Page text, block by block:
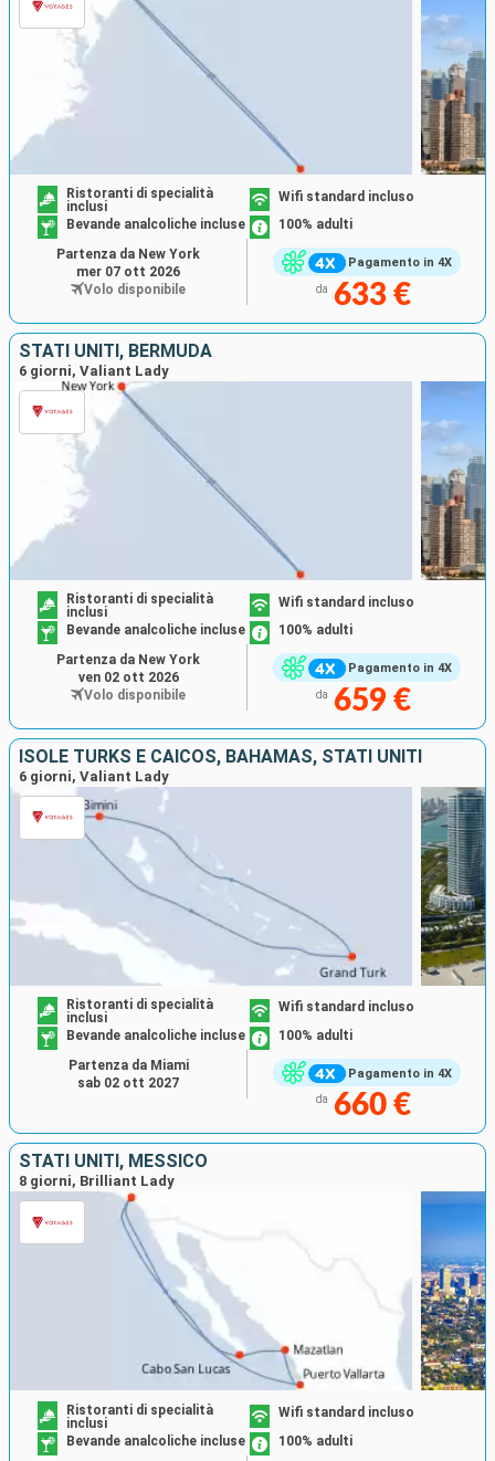
Pagamento in 4X
Ristoranti di specialità
inclusi
Wifi standard incluso
Bevande analcoliche incluse
100% adulti
da 633 €
Partenza da New York
mer 07 ott 2026
Volo disponibile
STATI UNITI, BERMUDA
6 giorni, Valiant Lady
Pagamento in 4X
Ristoranti di specialità
inclusi
Wifi standard incluso
Bevande analcoliche incluse
100% adulti
da 659 €
Partenza da New York
ven 02 ott 2026
Volo disponibile
ISOLE TURKS E CAICOS, BAHAMAS, STATI UNITI
6 giorni, Valiant Lady
Pagamento in 4X
Ristoranti di specialità
inclusi
Wifi standard incluso
Bevande analcoliche incluse
100% adulti
da 660 €
Partenza da Miami
sab 02 ott 2027
STATI UNITI, MESSICO
8 giorni, Brilliant Lady
Ristoranti di specialità
inclusi
Wifi standard incluso
Bevande analcoliche incluse
100% adulti